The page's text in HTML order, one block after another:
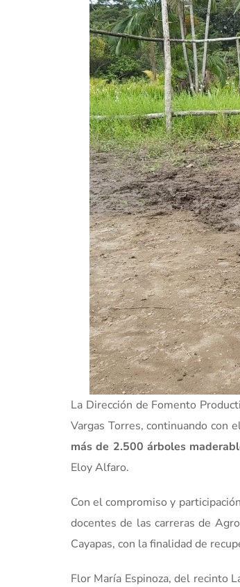
La Dirección de Fomento
Vargas Torres, continuando con
más de 2.500 árboles
Eloy Alfaro.
Con el compromiso y
docentes de las carreras de
Cayapas, con la finalidad de
Flor María Espinoza, del recinto